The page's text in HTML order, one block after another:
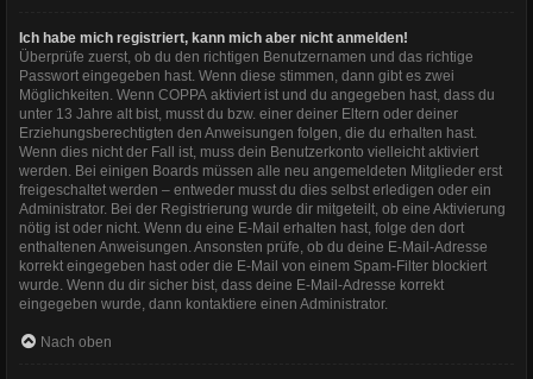
Ich habe mich registriert, kann mich aber nicht anmelden!
Überprüfe zuerst, ob du den richtigen Benutzernamen und das richtige
Passwort eingegeben hast. Wenn diese stimmen, dann gibt es zwei
Möglichkeiten. Wenn COPPA aktiviert ist und du angegeben hast, dass du
unter 13 Jahre alt bist, musst du bzw. einer deiner Eltern oder deiner
Erziehungsberechtigten den Anweisungen folgen, die du erhalten hast.
Wenn dies nicht der Fall ist, muss dein Benutzerkonto vielleicht aktiviert
werden. Bei einigen Boards müssen alle neu angemeldeten Mitglieder erst
freigeschaltet werden – entweder musst du dies selbst erledigen oder ein
Administrator. Bei der Registrierung wurde dir mitgeteilt, ob eine Aktivierung
nötig ist oder nicht. Wenn du eine E-Mail erhalten hast, folge den dort
enthaltenen Anweisungen. Ansonsten prüfe, ob du deine E-Mail-Adresse
korrekt eingegeben hast oder die E-Mail von einem Spam-Filter blockiert
wurde. Wenn du dir sicher bist, dass deine E-Mail-Adresse korrekt
eingegeben wurde, dann kontaktiere einen Administrator.
Nach oben